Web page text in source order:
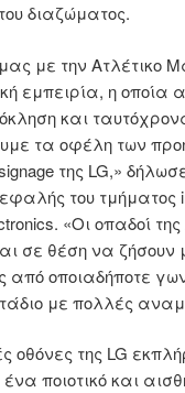
διαζώματος.
με την Ατλέτικο
εμπειρία, η οποία
και
τα οφέλη των
της LG,»
του τμήματος
«Οι οπαδοί
σε θέση να ζήσουν
από οποιαδήποτε
με πολλές
οθόνες της LG
ποιοτικό και